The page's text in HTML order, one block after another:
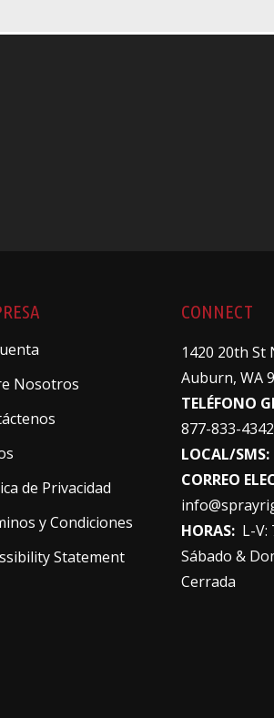
Nosotros
de Privacidad
y Condiciones
Statement
CONNECT
1420 20th St
Auburn, WA
TELÉFONO
877-833-4342
LOCAL/SMS:
CORREO
HORAS: L-V:
Sábado &
Cerrada